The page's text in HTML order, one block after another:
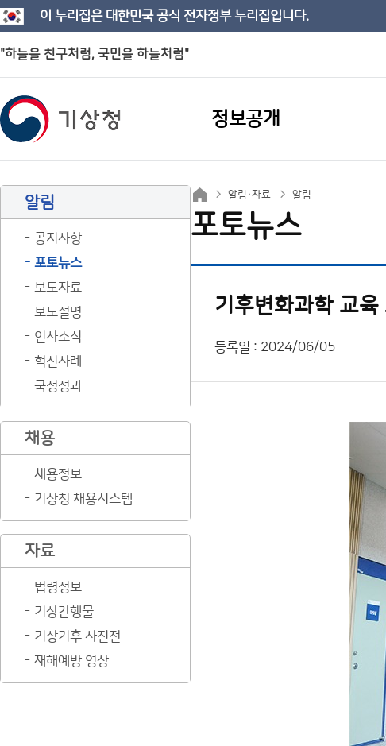
이 누리집은 대한민국 공식 전자정부 누리집입니다.
"하늘을 친구처럼, 국민을 하늘처럼"
정보공개
알림
공지사항
포토뉴스
보도자료
보도설명
인사소식
혁신사례
국정성과
채용
채용정보
기상청 채용시스템
자료
법령정보
기상간행물
기상기후 사진전
재해예방 영상
알림·자료 알림
포토뉴스
기후변화과학 교육
등록일 : 2024/06/05